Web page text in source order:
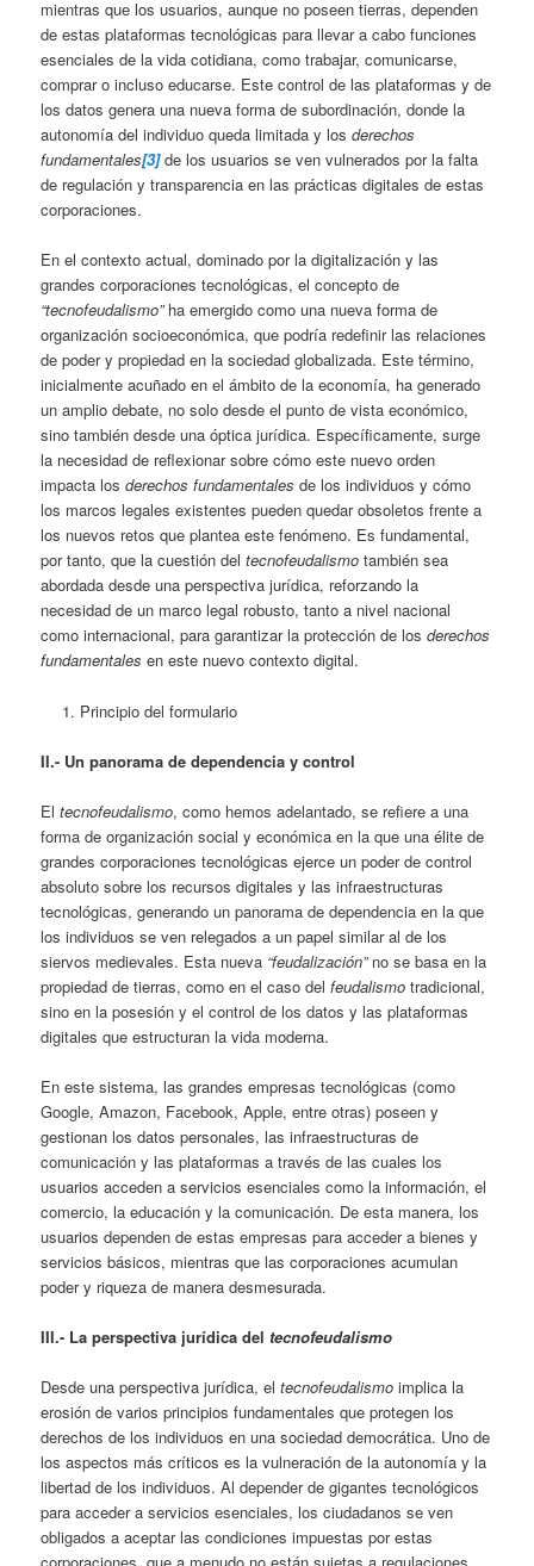
mientras que los usuarios, aunque no poseen tierras, dependen
de estas plataformas tecnológicas para llevar a cabo funciones
esenciales de la vida cotidiana, como trabajar, comunicarse,
comprar o incluso educarse. Este control de las plataformas y de
los datos genera una nueva forma de subordinación, donde la
autonomía del individuo queda limitada y losderechos
fundamentales[3]de los usuarios se ven vulnerados por la falta
de regulación y transparencia en las prácticas digitales de estas
corporaciones.
En el contexto actual, dominado por la digitalización y las
grandes corporaciones tecnológicas, el concepto de
“tecnofeudalismo”ha emergido como una nueva forma de
organización socioeconómica, que podría redefinir las relaciones
de poder y propiedad en la sociedad globalizada. Este término,
inicialmente acuñado en el ámbito de la economía, ha generado
un amplio debate, no solo desde el punto de vista económico,
sino también desde una óptica jurídica. Específicamente, surge
la necesidad de reflexionar sobre cómo este nuevo orden
impacta losderechos fundamentales de los individuos y cómo
los marcos legales existentes pueden quedar obsoletos frente a
los nuevos retos que plantea este fenómeno. Es fundamental,
por tanto, que la cuestión deltecnofeudalismo también sea
abordada desde una perspectiva jurídica, reforzando la
necesidad de un marco legal robusto, tanto a nivel nacional
como internacional, para garantizar la protección de losderechos
fundamentales en este nuevo contexto digital.
Principio del formulario
II.- Un panorama de dependencia y control
Eltecnofeudalismo, como hemos adelantado, se refiere a una
forma de organización social y económica en la que una élite de
grandes corporaciones tecnológicas ejerce un poder de control
absoluto sobre los recursos digitales y las infraestructuras
tecnológicas, generando un panorama de dependencia en la que
los individuos se ven relegados a un papel similar al de los
siervos medievales. Esta nueva “feudalización” no se basa en la
propiedad de tierras, como en el caso delfeudalismo tradicional,
sino en la posesión y el control de los datos y las plataformas
digitales que estructuran la vida moderna.
En este sistema, las grandes empresas tecnológicas (como
Google, Amazon, Facebook, Apple, entre otras) poseen y
gestionan los datos personales, las infraestructuras de
comunicación y las plataformas a través de las cuales los
usuarios acceden a servicios esenciales como la información, el
comercio, la educación y la comunicación. De esta manera, los
usuarios dependen de estas empresas para acceder a bienes y
servicios básicos, mientras que las corporaciones acumulan
poder y riqueza de manera desmesurada.
III.- La perspectiva jurídica del tecnofeudalismo
Desde una perspectiva jurídica, eltecnofeudalismo implica la
erosión de varios principios fundamentales que protegen los
derechos de los individuos en una sociedad democrática. Uno de
los aspectos más críticos es la vulneración de la autonomía y la
libertad de los individuos. Al depender de gigantes tecnológicos
para acceder a servicios esenciales, los ciudadanos se ven
obligados a aceptar las condiciones impuestas por estas